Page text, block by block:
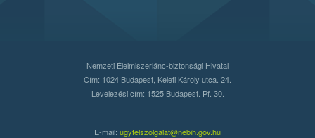
Nemzeti Élelmiszerlánc-biztonsági Hivatal
Cím: 1024 Budapest, Keleti Károly utca. 24.
Levelezési cím: 1525 Budapest. Pf. 30.
E-mail: ugyfelszolgalat@nebih.gov.hu